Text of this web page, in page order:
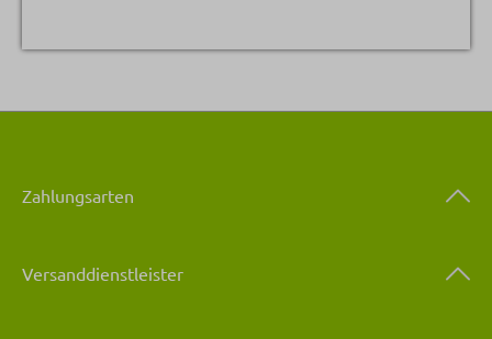
Zahlungsarten
Versanddienstleister